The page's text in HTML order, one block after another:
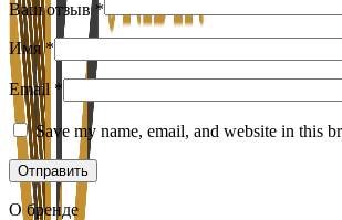
Ваш отзыв *
Имя*
Email *
Save my name, email, and website in this
О бренде